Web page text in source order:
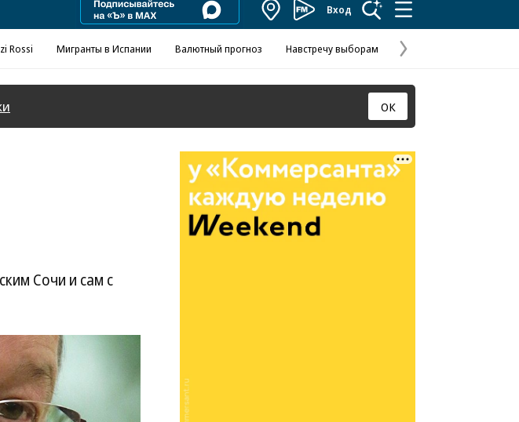
КоммерсантъВход
Rossi Мигранты в Испании Валютный прогноз Навстречу выборам
Следующая
страница
ОК
Сочи и сам с